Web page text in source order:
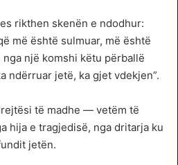
rikthen skenën e ndodhur:
më është sulmuar, më është
një komshi këtu përballë
ndërruar jetë, ka gjet vdekjen”.
të madhe — vetëm të
hija e tragjedisë, nga dritarja ku
jetën.